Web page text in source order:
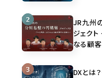
JR九州
ジェク
なる顧
DXとは